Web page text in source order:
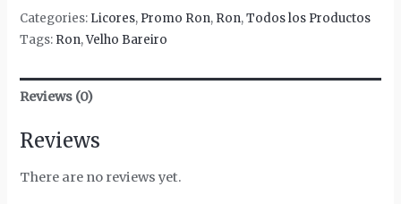
quantity
Categories: Licores, Promo Ron, Ron,Todos los Productos
Tags: Ron,Velho Bareiro
Reviews (0)
Reviews
There are no reviews yet.